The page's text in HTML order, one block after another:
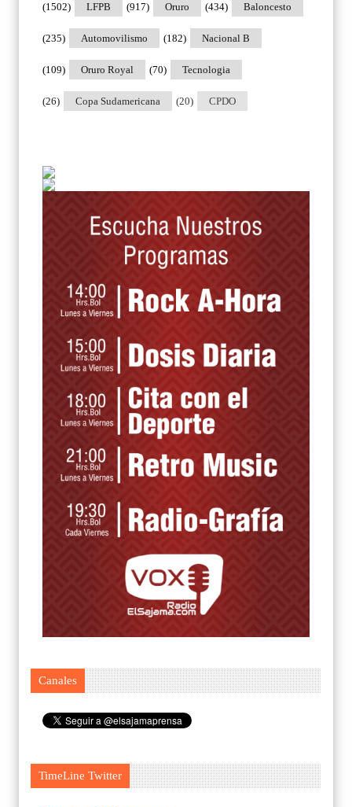
LFPB
(1502) Oruro
(917) Baloncesto
(434)
Automovilismo
(235) Nacional B
(182)
Oruro Royal
(109) Tecnologia
(70)
Copa Sudamericana
(26) CPDO
(20)
Canales
TimeLine Twitter